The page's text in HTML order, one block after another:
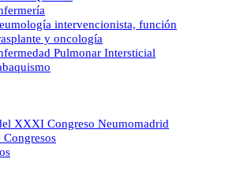
intervencionista, función
y oncología
Pulmonar Intersticial
XXXI Congreso Neumomadrid